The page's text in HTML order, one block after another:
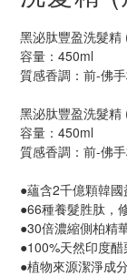
黑泌肽豐盈洗髮精
容量：450ml
質感香調：前-佛
黑泌肽豐盈洗髮精
容量：450ml
質感香調：前-佛
●蘊含2千億顆韓
●66種養髮胜肽，
●30倍濃縮側柏精
●100%天然印度
●植物來源潔淨成